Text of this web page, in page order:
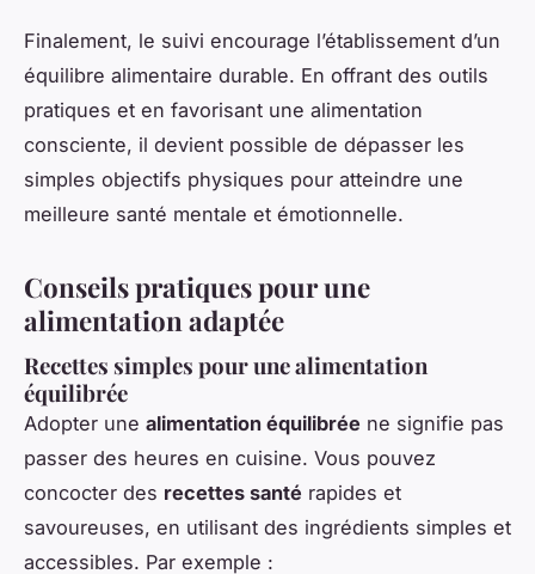
Finalement, le suivi encourage l’établissement d’un
équilibre alimentaire durable. En offrant des outils
pratiques et en favorisant une alimentation
consciente, il devient possible de dépasser les
simples objectifs physiques pour atteindre une
meilleure santé mentale et émotionnelle.
Conseils pratiques pour une
alimentation adaptée
Recettes simples pour une alimentation
équilibrée
Adopter une alimentation équilibrée ne signifie pas
passer des heures en cuisine. Vous pouvez
concocter des recettes santé rapides et
savoureuses, en utilisant des ingrédients simples et
accessibles. Par exemple :